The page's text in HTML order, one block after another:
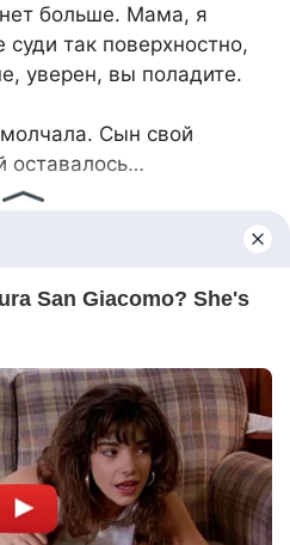
больше. Мама, я
так поверхностно,
уверен, вы поладите.
Сын свой
оставалось…
Мы с
подъедем через
от них ещё не устали?
выходные? –
другом конце Ульяна.
с ними.
как никак, тоже имею